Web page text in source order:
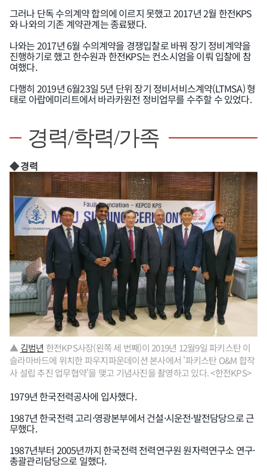
그러나 단독 수의계약 합의에 이르지 못했고 2017년 2월 한전KPS
와 나와의 기존 계약관계는 종료됐다.
나와는 2017년 6월 수의계약을 경쟁입찰로 바꿔 장기 정비계약을
진행하기로 했고 한수원과 한전KPS는 컨소시엄을 이뤄 입찰에 참
여했다.
다행히 2019년 6월23일 5년 단위 장기 정비서비스계약(LTMSA) 형
태로 아랍에미리트에서 바라카원전 정비업무를 수주할 수 있었다.
경력/학력/가족
◆ 경력
▲ 김범년 한전KPS사장(왼쪽 세 번째)이 2019년 12월9일 파키스탄 이
슬라마바드에 위치한 파우지파운데이션 본사에서 '파키스탄 O&M 합작
사 설립 추진 업무협약'을 맺고 기념사진을 촬영하고 있다. <한전KPS>
1979년 한국전력공사에 입사했다.
1987년 한국전력 고리·영광본부에서 건설·시운전·발전담당으로 근
무했다.
1987년부터 2005년까지 한국전력 전력연구원 원자력연구소 연구·
총괄관리담당으로 일했다.